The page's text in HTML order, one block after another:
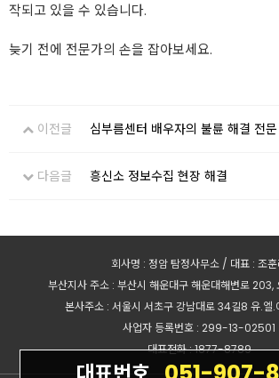
작되고 있을 수 있습니다.
늦기 전에 전문가의 손을 잡아보세요.
이전글 심부름센터 배우자의 불륜 해결 전문
다음글 흥신소 정보수집 현장 해결
회사명 : 정암 탐정사무소 / 대표 : 조
부산지사 주소 : 부산시 해운대구 해운대해변로 203,
본사주소 : 서울시 서초구 강남대로 34길8 유.엘
사업자 등록번호 : 299-13-02501
대표전화 : 1877-8789